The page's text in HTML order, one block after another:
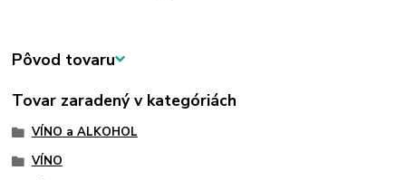
Pôvod tovaru
Tovar zaradený v kategóriách
VÍNO a ALKOHOL
VÍNO